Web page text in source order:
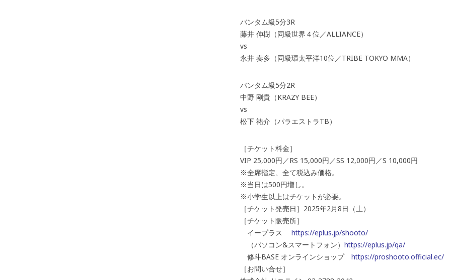
バンタム級5分3R
藤井 伸樹（同級世界４位／ALLIANCE）
vs
永井 奏多（同級環太平洋10位／TRIBE TOKYO MMA）
バンタム級5分2R
中野 剛貴（KRAZY BEE）
vs
松下 祐介（パラエストラTB）
［チケット料金］
VIP 25,000円／RS 15,000円／SS 12,000円／S 10,000円
※全席指定、全て税込み価格。
※当日は500円増し。
※小学生以上はチケットが必要。
［チケット発売日］2025年2月8日（土）
［チケット販売所］
イープラス https://eplus.jp/shooto/
（パソコン&スマートフォン） https://eplus.jp/qa/
修斗BASE オンラインショップ https://proshooto.official.ec/
［お問い合せ］